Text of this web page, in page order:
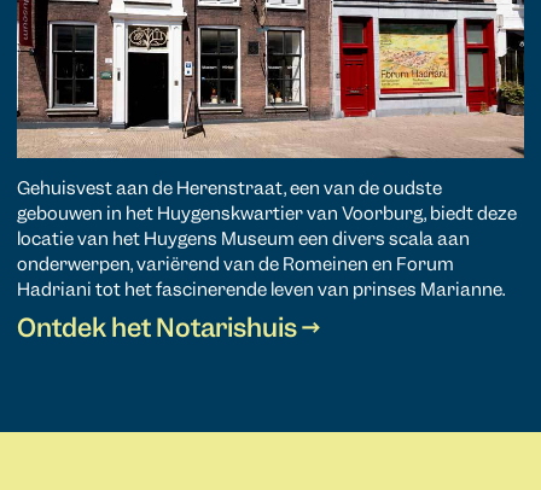
Gehuisvest aan de Herenstraat, een van de oudste
gebouwen in het Huygenskwartier van Voorburg, biedt deze
locatie van het Huygens Museum een divers scala aan
onderwerpen, variërend van de Romeinen en Forum
Hadriani tot het fascinerende leven van prinses Marianne.
Ontdek het Notarishuis →